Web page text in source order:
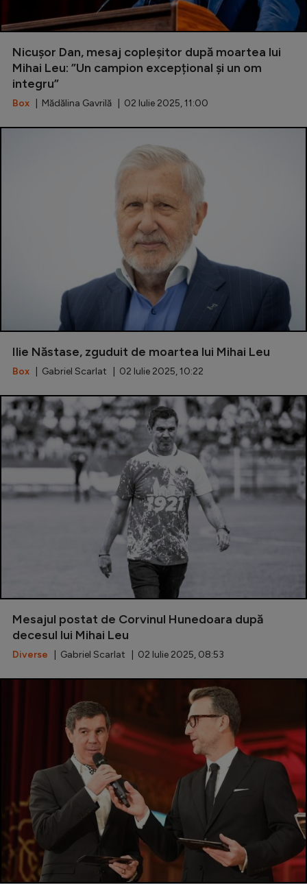
Nicușor Dan, mesaj copleșitor după moartea lui
Mihai Leu: ”Un campion excepțional și un om
integru”
Box | Mădălina Gavrilă | 02 Iulie 2025, 11:00
Ilie Năstase, zguduit de moartea lui Mihai Leu
Box | Gabriel Scarlat | 02 Iulie 2025, 10:22
Mesajul postat de Corvinul Hunedoara după
decesul lui Mihai Leu
Diverse | Gabriel Scarlat | 02 Iulie 2025, 08:53